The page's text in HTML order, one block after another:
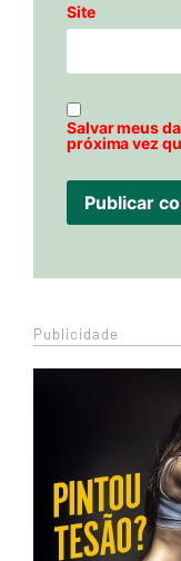
Site
Salvar meus
próxima vez
Publicidade